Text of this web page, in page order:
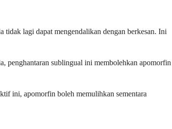
tidak lagi dapat mengendalikan dengan berkesan. Ini
penghantaran sublingual ini membolehkan apomorfin
ini, apomorfin boleh memulihkan sementara